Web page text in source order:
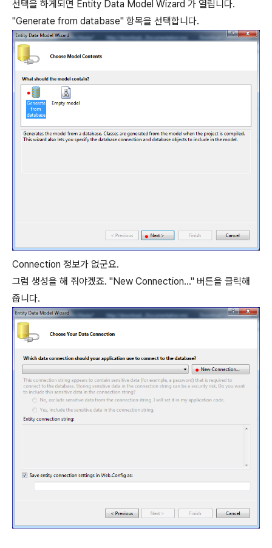
선택을 하게되면 Entity Data Model Wizard 가 열립니다.
"Generate from database" 항목을 선택합니다.
Connection 정보가 없군요.
그럼 생성을 해 줘야겠죠. "New Connection..." 버튼을 클릭해
줍니다.